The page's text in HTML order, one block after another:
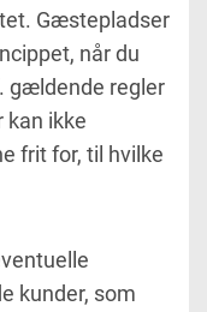
Gæstepladser
når du
gældende regler
kan ikke
frit for, til hvilke
kunder, som